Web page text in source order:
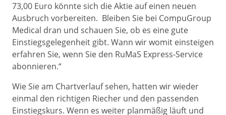
73,00 Euro könnte sich die Aktie auf einen neuen
Ausbruch vorbereiten. Bleiben Sie bei CompuGroup
Medical dran und schauen Sie, ob es eine gute
Einstiegsgelegenheit gibt. Wann wir womit einsteigen
erfahren Sie, wenn Sie den RuMaS Express-Service
abonnieren.“
Wie Sie am Chartverlauf sehen, hatten wir wieder
einmal den richtigen Riecher und den passenden
Einstiegskurs. Wenn es weiter planmäßig läuft und